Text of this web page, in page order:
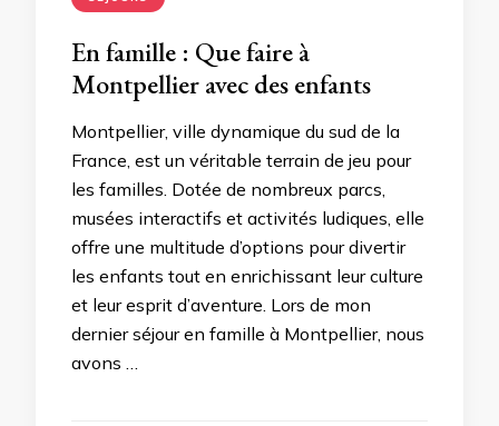
En famille : Que faire à
Montpellier avec des enfants
Montpellier, ville dynamique du sud de la
France, est un véritable terrain de jeu pour
les familles. Dotée de nombreux parcs,
musées interactifs et activités ludiques, elle
offre une multitude d’options pour divertir
les enfants tout en enrichissant leur culture
et leur esprit d’aventure. Lors de mon
dernier séjour en famille à Montpellier, nous
avons …